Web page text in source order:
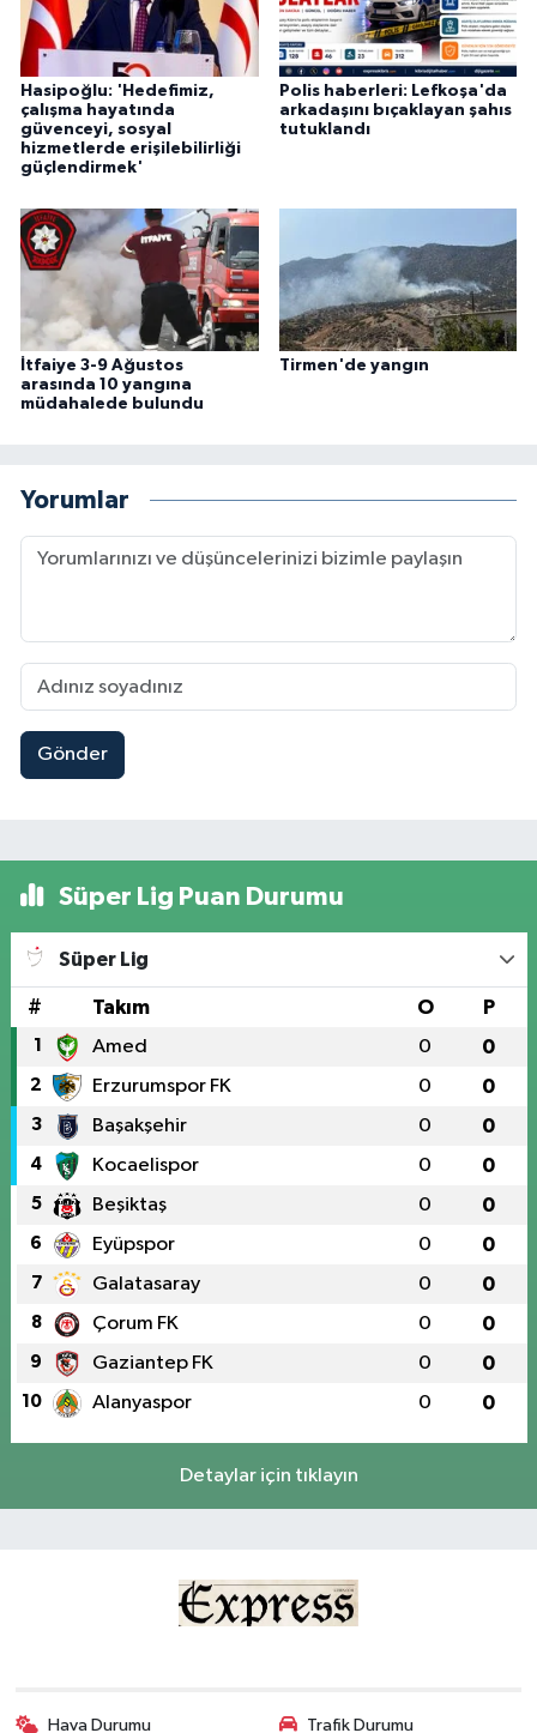
Hasipoğlu: 'Hedefimiz,
çalışma hayatında
güvenceyi, sosyal
hizmetlerde erişilebilirliği
güçlendirmek'
Polis haberleri: Lefkoşa'da
arkadaşını bıçaklayan şahıs
tutuklandı
İtfaiye 3-9 Ağustos
arasında 10 yangına
müdahalede bulundu
Tirmen'de yangın
Yorumlar
Gönder
Süper Lig Puan Durumu
Süper Lig
# Takım O P
1 Amed 0 0
2 Erzurumspor FK 0 0
3 Başakşehir 0 0
4 Kocaelispor 0 0
5 Beşiktaş 0 0
6 Eyüpspor 0 0
7 Galatasaray 0 0
8 Çorum FK 0 0
9 Gaziantep FK 0 0
10 Alanyaspor 0 0
Detaylar için tıklayın
Hava Durumu Trafik Durumu